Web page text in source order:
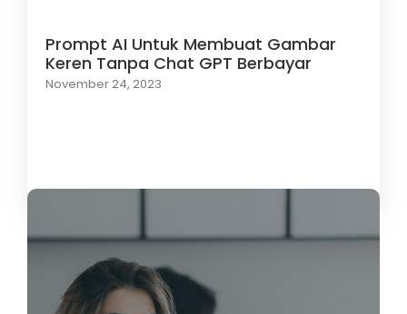
Prompt AI Untuk Membuat Gambar
Keren Tanpa Chat GPT Berbayar
November 24, 2023